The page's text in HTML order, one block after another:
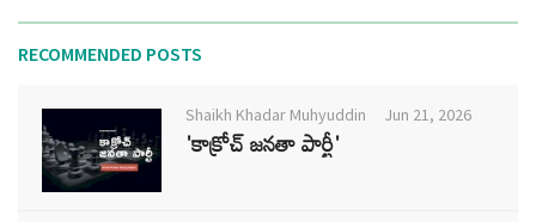
RECOMMENDED POSTS
Shaikh Khadar Muhyuddin Jun 21, 2026
'కాక్రోచ్ జనతా పార్టీ'